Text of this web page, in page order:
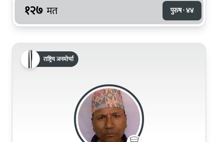
१२७ मत पुरुष · ४४
राष्ट्रिय जनमोर्चा